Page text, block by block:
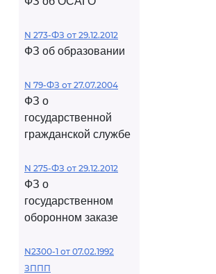
N 273-ФЗ от 29.12.2012
ФЗ об образовании
N 79-ФЗ от 27.07.2004
ФЗ о
государственной
гражданской службе
N 275-ФЗ от 29.12.2012
ФЗ о
государственном
оборонном заказе
N2300-1 от 07.02.1992
ЗППП